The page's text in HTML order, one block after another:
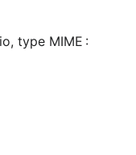
type MIME :